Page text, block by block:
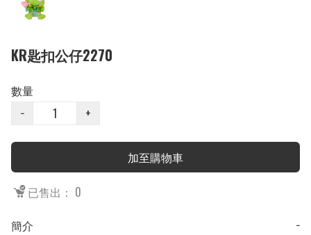
KR匙扣公仔2270
數量
−
+
加至購物車
已售出： 0
簡介
−